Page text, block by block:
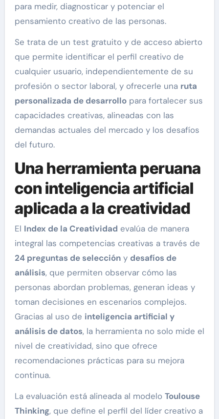
para medir, diagnosticar y potenciar el
pensamiento creativo de las personas.
Se trata de un test gratuito y de acceso abierto
que permite identificar el perfil creativo de
cualquier usuario, independientemente de su
profesión o sector laboral, y ofrecerle una ruta
personalizada de desarrollopara fortalecer sus
capacidades creativas, alineadas con las
demandas actuales del mercado y los desafíos
del futuro.
Una herramienta peruana
con inteligencia artificial
aplicada a la creatividad
El Index de la Creatividad evalúa de manera
integral las competencias creativas a través de
24 preguntas de seleccióny desafíos de
análisis, que permiten observar cómo las
personas abordan problemas, generan ideas y
toman decisiones en escenarios complejos.
Gracias al uso de inteligencia artificial y
análisis de datos, la herramienta no solo mide el
nivel de creatividad, sino que ofrece
recomendaciones prácticas para su mejora
continua.
La evaluación está alineada al modelo Toulouse
Thinking, que define el perfil del líder creativo a